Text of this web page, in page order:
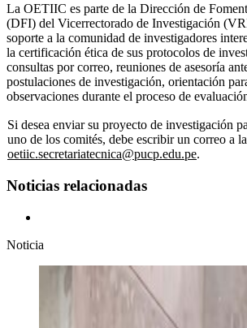
La OETIIC es parte de la Dirección de
(DFI) del Vicerrectorado de Investigación
soporte a la comunidad de investigadores
la certificación ética de sus protocolos de
consultas por correo, reuniones de asesoría
postulaciones de investigación, orientación
observaciones durante el proceso de
Si desea enviar su proyecto de investigación
uno de los comités, debe escribir un correo a
oetiic.secretariatecnica@pucp.edu.pe.
Noticias relacionadas
Noticia